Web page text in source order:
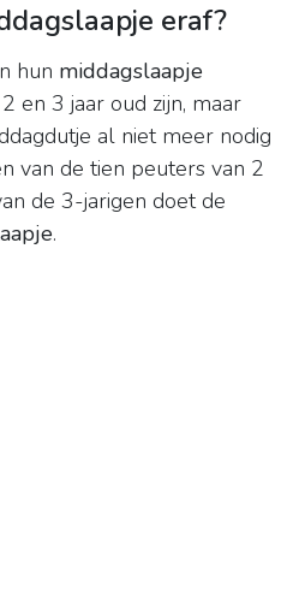
eraf?
hun middagslaapje
en 3 jaar oud zijn, maar
al niet meer nodig
van de tien peuters van 2
de 3-jarigen doet de
.